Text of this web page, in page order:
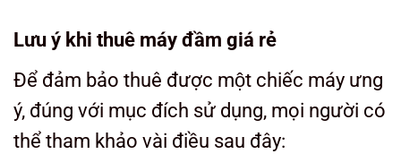
Lưu ý khi thuê máy đầm giá rẻ
Để đảm bảo thuê được một chiếc máy ưng
ý, đúng với mục đích sử dụng, mọi người có
thể tham khảo vài điều sau đây: